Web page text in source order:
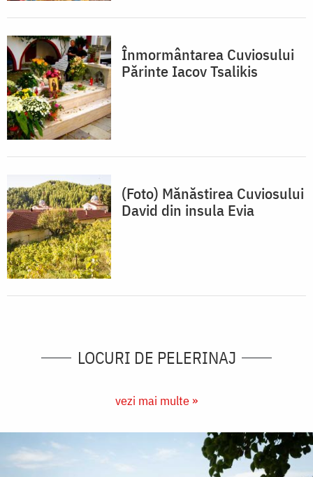
Înmormântarea Cuviosului
Părinte Iacov Tsalikis
(Foto) Mănăstirea Cuviosului
David din insula Evia
LOCURI DE PELERINAJ
vezi mai multe »